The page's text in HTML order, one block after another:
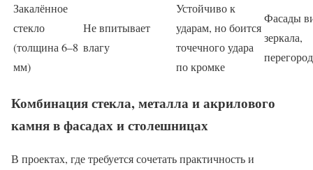
Закалённое
стекло
(толщина 6–8
мм)
Не впитывает
влагу
Устойчиво к
ударам, но боится
точечного удара
по кромке
Фасады
зеркала,
Комбинация стекла, металла и акрилового
камня в фасадах и столешницах
В проектах, где требуется сочетать практичность и